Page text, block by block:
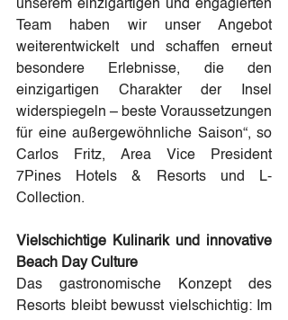
unserem einzigartigen und engagierten
Team haben wir unser Angebot
weiterentwickelt und schaffen erneut
besondere Erlebnisse, die den
einzigartigen Charakter der Insel
widerspiegeln – beste Voraussetzungen
für eine außergewöhnliche Saison“, so
Carlos Fritz, Area Vice President
7Pines Hotels & Resorts und L-
Collection.
Vielschichtige Kulinarik und innovative
Beach Day Culture
Das gastronomische Konzept des
Resorts bleibt bewusst vielschichtig: Im